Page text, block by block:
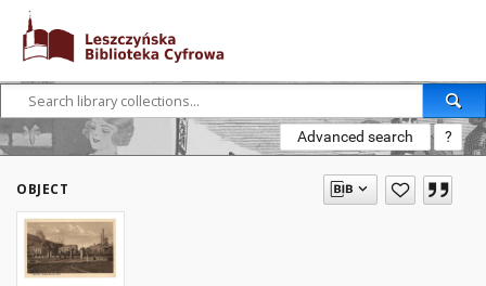
Advanced search ?
OBJECT